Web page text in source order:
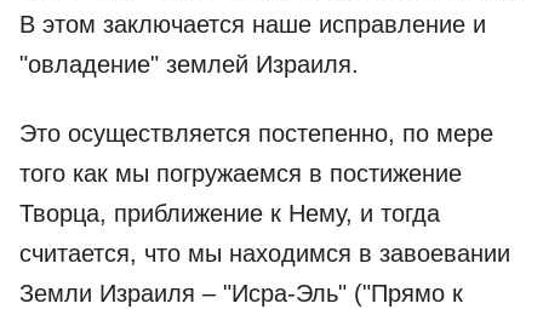
В этом заключается наше исправление и
"овладение" землей Израиля.
Это осуществляется постепенно, по мере
того как мы погружаемся в постижение
Творца, приближение к Нему, и тогда
считается, что мы находимся в завоевании
Земли Израиля – "Исра-Эль" ("Прямо к